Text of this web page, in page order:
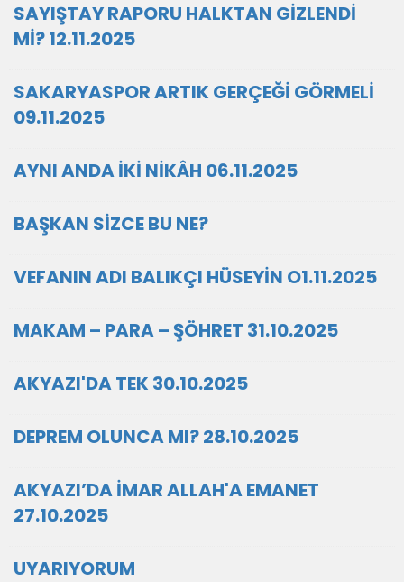
SAYIŞTAY RAPORU HALKTAN GİZLENDİ
Mİ? 12.11.2025
SAKARYASPOR ARTIK GERÇEĞİ GÖRMELİ
09.11.2025
AYNI ANDA İKİ NİKÂH 06.11.2025
BAŞKAN SİZCE BU NE?
VEFANIN ADI BALIKÇI HÜSEYİN O1.11.2025
MAKAM – PARA – ŞÖHRET 31.10.2025
AKYAZI'DA TEK 30.10.2025
DEPREM OLUNCA MI? 28.10.2025
AKYAZI’DA İMAR ALLAH'A EMANET
27.10.2025
UYARIYORUM